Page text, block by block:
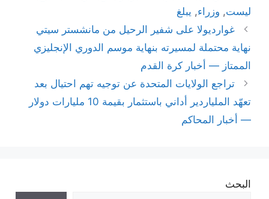
ليست, وزراء, يبلغ
غوارديولا على شفير الرحيل من مانشستر سيتي
نهاية محتملة لمسيرته بنهاية موسم الدوري الإنجليزي
الممتاز — أخبار كرة القدم
تراجع الولايات المتحدة عن توجيه تهم احتيال بعد
تعهّد الملياردير أداني باستثمار بقيمة 10 مليارات دولار
— أخبار المحاكم
البحث